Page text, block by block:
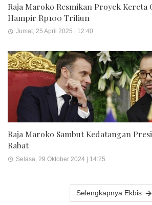
Raja Maroko Resmikan Proyek Kereta
Hampir Rp100 Triliun
Jumat, 25 April 2025 | 12:40
Raja Maroko Sambut Kedatangan
Rabat
Selasa, 29 Oktober 2024 | 14:25
Selengkapnya Ekbis